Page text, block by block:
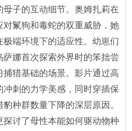
子的互动细节。奥姆扎莉在
鬣狗和毒蛇的双重威胁，她
端环境下的适应性。幼崽们
娜首次探索外界时的笨拙尝
猎基础的场景。影片通过高
刺的力学美感，同时穿插保
种群数量下降的深层原因。
讨了母性本能如何驱动物种